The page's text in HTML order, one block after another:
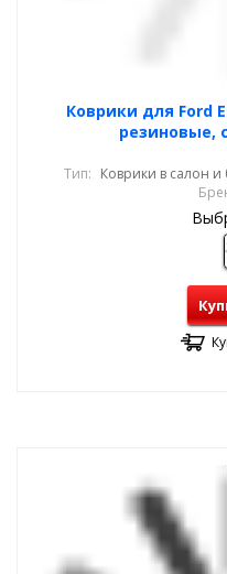
Коврики для Ford
резиновые,
Тип: Коврики в салон